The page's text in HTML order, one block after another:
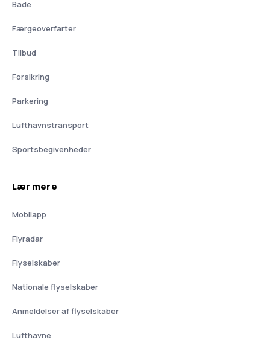
Bade
Færgeoverfarter
Tilbud
Forsikring
Parkering
Lufthavnstransport
Sportsbegivenheder
Lær mere
Mobilapp
Flyradar
Flyselskaber
Nationale flyselskaber
Anmeldelser af flyselskaber
Lufthavne